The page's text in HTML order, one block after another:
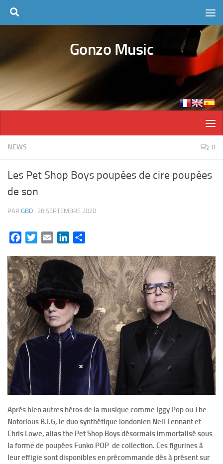
Skip to content
Gonzo Music
NEWS 0
Les Pet Shop Boys poupées de cire poupées
de son
PAR GBD · 28 SEPTEMBRE 2020
FacebookTwitterEmail LinkedIn
Après bien autres héros de la musique comme Iggy Pop ou The
Notorious B.I.G, le duo synthétique londonien Neil Tennant et
Chris Lowe, alias the Pet Shop Boys désormais immortalisé sous
la forme de poupées Funko POP de collection. Ces figurines à
leur effigie sont disponibles en précommande dès à présent sur